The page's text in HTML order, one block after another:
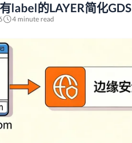
label的LAYER简化GDS
4 minute read